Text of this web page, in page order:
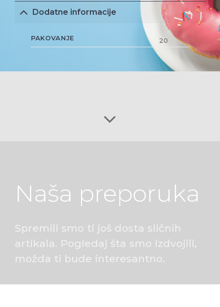
Dodatne informacije
PAKOVANJE 20
Naša preporuka
Spremili smo ti još dosta sličnih
artikala. Pogledaj šta smo izdvojili,
možda ti bude interesantno.